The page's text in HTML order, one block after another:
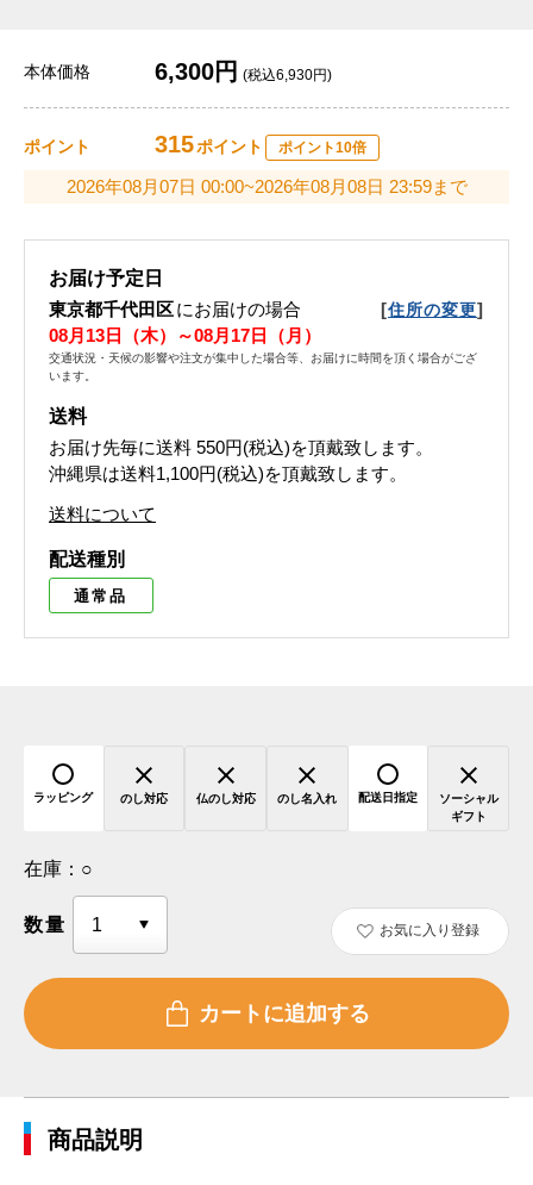
本体価格 6,300円 (税込6,930円)
ポイント 315ポイント ポイント10倍
2026年08月07日 00:00~2026年08月08日 23:59まで
お届け予定日
東京都千代田区にお届けの場合 [住所の変更]
08月13日（木）～08月17日（月）
交通状況・天候の影響や注文が集中した場合等、お届けに時間を頂く場合がござ
います。
送料
お届け先毎に送料 550円(税込)を頂戴致します。
沖縄県は送料1,100円(税込)を頂戴致します。
送料について
配送種別
通常品
ラッピング のし対応 仏のし対応 のし名入れ 配送日指定
ソーシャル
ギフト
在庫： ○
数量 お気に入り登録
商品説明